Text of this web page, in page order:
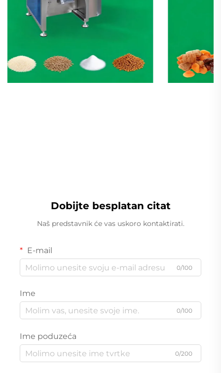
Dobijte besplatan citat
Naš predstavnik će vas uskoro kontaktirati.
E-mail
0/100
Ime
0/100
Ime poduzeća
0/200